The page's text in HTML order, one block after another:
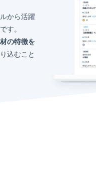
から活躍
す。
の特徴を
込むこと